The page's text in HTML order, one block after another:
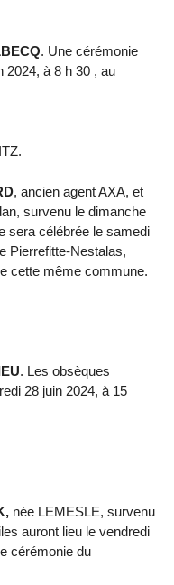
. Une cérémonie
2024, à 8 h 30 , au
, ancien agent AXA, et
survenu le dimanche
sera célébrée le samedi
Pierrefitte-Nestalas,
cette même commune.
. Les obsèques
28 juin 2024, à 15
née LEMESLE, survenu
auront lieu le vendredi
cérémonie du